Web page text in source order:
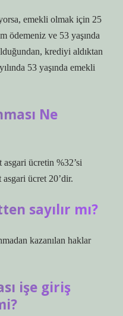
emekli olmak için 25
ödemeniz ve 53 yaşında
krediyi aldıktan
53 yaşında emekli
Ne
ücretin %32’si
asgari ücret 20’dir.
sayılır mı?
kazanılan haklar
işe giriş